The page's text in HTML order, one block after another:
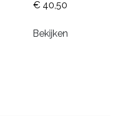
€ 40,50
Bekijken